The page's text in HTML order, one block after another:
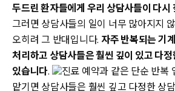
두드린 환자들에게 우리 상담사들이 다시
그러면 상담사들의 일이 너무 많아지지
오히려 그 반대입니다. 자주 반복되는 기
처리하고 상담사들은 훨씬 깊이 있고 다정
있습니다.
진료 예약과 같은 단순 반복
맡기면 상담사들은 훨씬 깊고 다정한 상